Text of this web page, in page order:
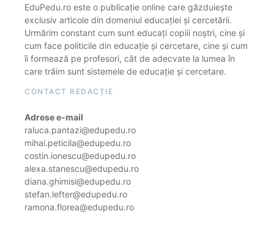
EduPedu.ro este o publicație online care găzduiește
exclusiv articole din domeniul educației și cercetării.
Urmărim constant cum sunt educați copiii noștri, cine și
cum face politicile din educație și cercetare, cine și cum
îi formează pe profesori, cât de adecvate la lumea în
care trăim sunt sistemele de educație și cercetare.
CONTACT REDACȚIE
Adrese e-mail
raluca.pantazi@edupedu.ro
mihai.peticila@edupedu.ro
costin.ionescu@edupedu.ro
alexa.stanescu@edupedu.ro
diana.ghimisi@edupedu.ro
stefan.lefter@edupedu.ro
ramona.florea@edupedu.ro